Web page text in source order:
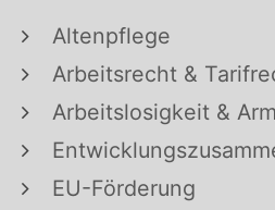
Altenpflege
Arbeitsrecht &
Arbeitslosigkeit &
EU-Förderung